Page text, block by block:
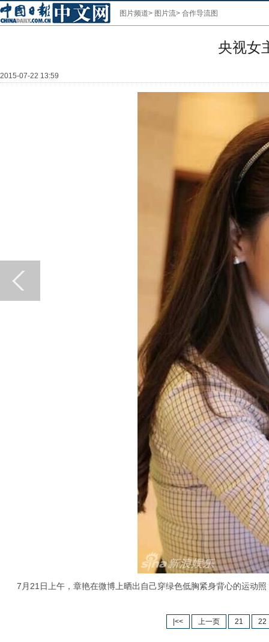
图片频道> 图片流> 合作导流图
央视女
2015-07-22 13:59
7月21日上午，章艳在微博上晒出自己穿绿色低胸紧身背心的运动照
|<< 上一页 21 22